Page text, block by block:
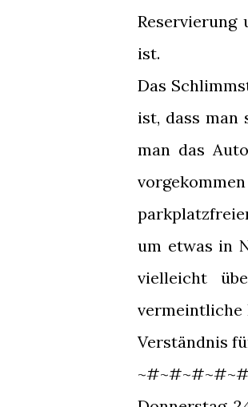
ist.
Das
ist, dass man
man das
um etwas in
vielleicht
vermeintliche
Verständnis